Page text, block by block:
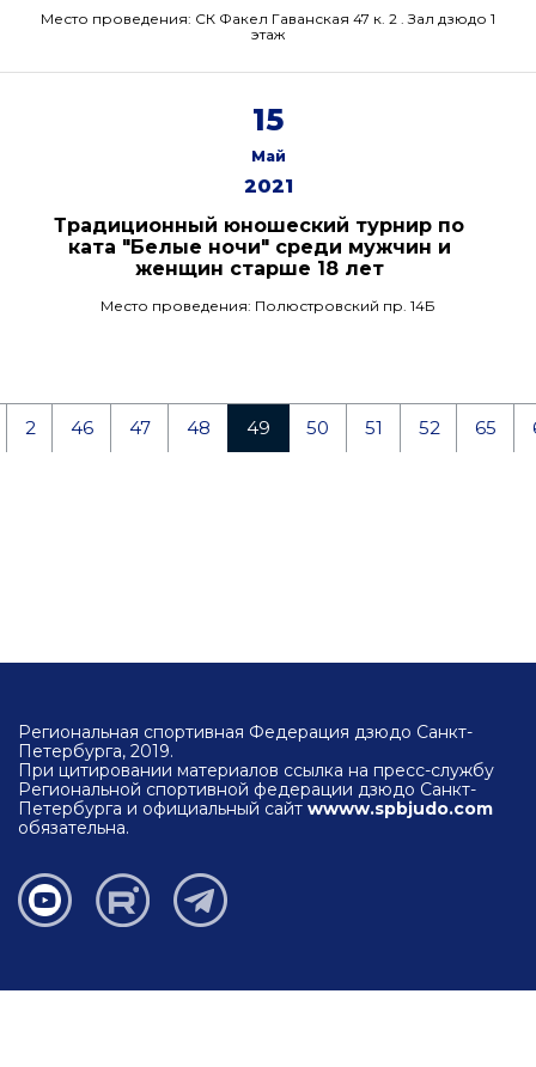
Место проведения: СК Факел Гаванская 47 к. 2 . Зал дзюдо 1
этаж
15
Май
2021
Традиционный юношеский турнир по
ката "Белые ночи" среди мужчин и
женщин старше 18 лет
Место проведения: Полюстровский пр. 14Б
2 46 47 48 49 50 51 52 65
Региональная спортивная Федерация дзюдо Санкт-
Петербурга, 2019.
При цитировании материалов ссылка на пресс-службу
Региональной спортивной федерации дзюдо Санкт-
Петербурга и официальный сайт wwww.spbjudo.com
обязательна.